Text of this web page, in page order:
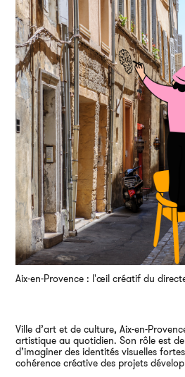
Aix-en-Provence : l'œil créatif du
Ville d’art et de culture, Aix-en-
artistique au quotidien. Son rôle est
d’imaginer des identités visuelles
cohérence créative des projets